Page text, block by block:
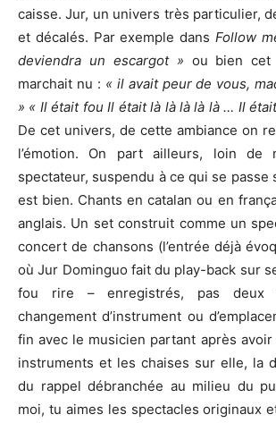
caisse. Jur, un univers très particulier,
et décalés. Par exemple dans Follow
deviendra un escargot » ou bien cet
marchait nu : « il avait peur de vous,
» « Il était fou Il était là là là là là … Il
De cet univers, de cette ambiance on
l’émotion. On part ailleurs, loin de
spectateur, suspendu à ce qui se passe
est bien. Chants en catalan ou en
anglais. Un set construit comme un
concert de chansons (l’entrée déjà
où Jur Dominguo fait du play-back sur
fou rire – enregistrés, pas deux
changement d’instrument ou
fin avec le musicien partant après
instruments et les chaises sur elle, la
du rappel débranchée au milieu du
moi, tu aimes les spectacles originaux